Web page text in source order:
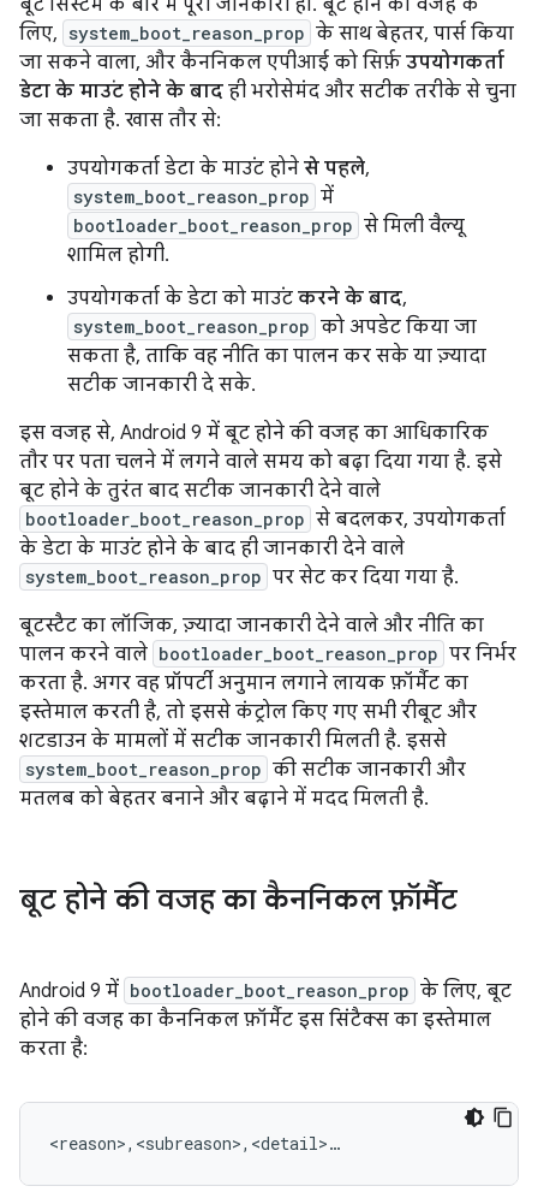
बूट सिस्टम के बारे में पूरी जानकारी हो. बूट होने की वजह के
लिए, system_boot_reason_prop के साथ बेहतर, पार्स किया
जा सकने वाला, और कैननिकल एपीआई को सिर्फ़ उपयोगकर्ता
डेटा के माउंट होने के बाद ही भरोसेमंद और सटीक तरीके से चुना
जा सकता है. खास तौर से:
उपयोगकर्ता डेटा के माउंट होने से पहले,
system_boot_reason_prop में
bootloader_boot_reason_prop से मिली वैल्यू
शामिल होगी.
उपयोगकर्ता के डेटा को माउंट करने के बाद,
system_boot_reason_prop को अपडेट किया जा
सकता है, ताकि वह नीति का पालन कर सके या ज़्यादा
सटीक जानकारी दे सके.
इस वजह से, Android 9 में बूट होने की वजह का आधिकारिक
तौर पर पता चलने में लगने वाले समय को बढ़ा दिया गया है. इसे
बूट होने के तुरंत बाद सटीक जानकारी देने वाले
bootloader_boot_reason_prop से बदलकर, उपयोगकर्ता
के डेटा के माउंट होने के बाद ही जानकारी देने वाले
system_boot_reason_prop पर सेट कर दिया गया है.
बूटस्टैट का लॉजिक, ज़्यादा जानकारी देने वाले और नीति का
पालन करने वाले bootloader_boot_reason_prop पर निर्भर
करता है. अगर वह प्रॉपर्टी अनुमान लगाने लायक फ़ॉर्मैट का
इस्तेमाल करती है, तो इससे कंट्रोल किए गए सभी रीबूट और
शटडाउन के मामलों में सटीक जानकारी मिलती है. इससे
system_boot_reason_prop की सटीक जानकारी और
मतलब को बेहतर बनाने और बढ़ाने में मदद मिलती है.
बूट होने की वजह का कैननिकल फ़ॉर्मैट
Android 9 में bootloader_boot_reason_prop के लिए, बूट
होने की वजह का कैननिकल फ़ॉर्मैट इस सिंटैक्स का इस्तेमाल
करता है:
<reason>,<subreason>,<detail>…